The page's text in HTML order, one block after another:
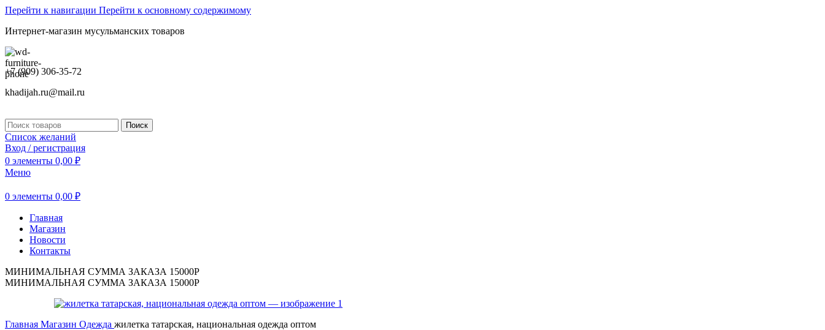
Перейти к навигации Перейти к основному содержимому
Интернет-магазин мусульманских товаров
+7 (909) 306-35-72
khadijah.ru@mail.ru
Поиск
Список желаний
Вход / регистрация
0 элементы 0,00 ₽
Меню
0 элементы 0,00 ₽
Главная
Магазин
Новости
Контакты
МИНИМАЛЬНАЯ СУММА ЗАКАЗА 15000Р
МИНИМАЛЬНАЯ СУММА ЗАКАЗА 15000Р
Главная Магазин Одежда жилетка татарская, национальная одежда оптом